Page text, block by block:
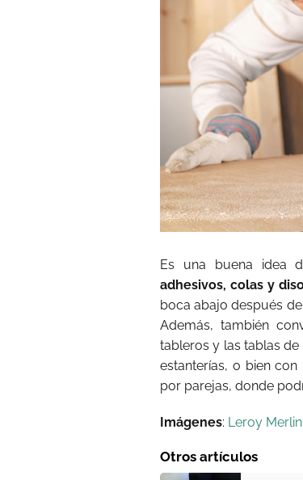
Es una buena idea
adhesivos, colas y
boca abajo después
Además, también
tableros y las tablas
estanterías, o bien
por parejas, donde
Imágenes: Leroy Merlin
Otros artículos